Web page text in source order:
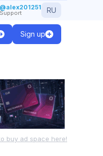
@alex201251
Support RU
Sign up
buy ad space here!